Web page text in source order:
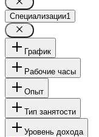
Специализации1
График
Рабочие часы
Опыт
Тип занятости
Уровень дохода